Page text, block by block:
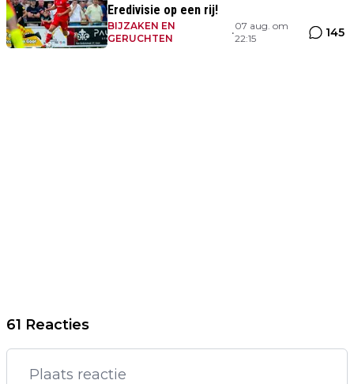
Eredivisie op een rij!
BIJZAKEN EN
GERUCHTEN
•
07 aug. om
22:15
145
61 Reacties